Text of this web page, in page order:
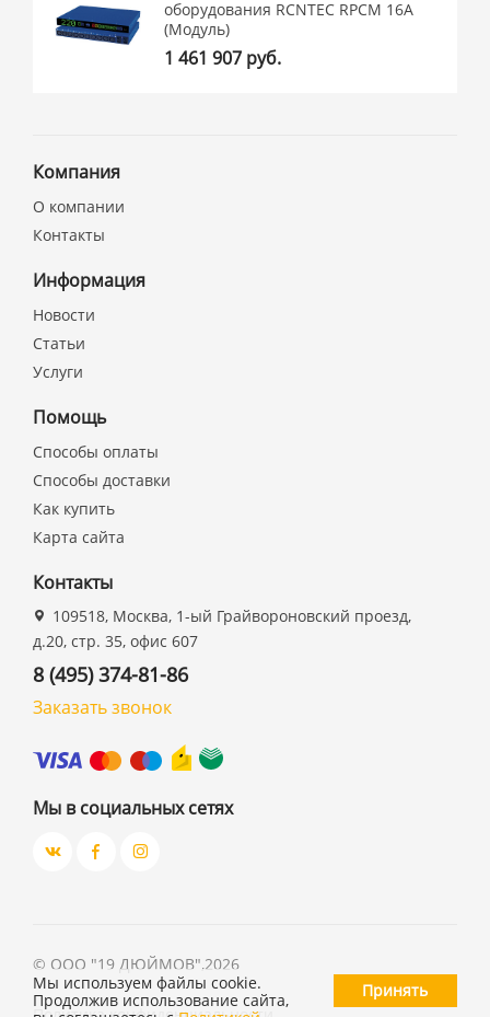
оборудования RCNTEC RPCM 16A
(Модуль)
1 461 907 руб.
Компания
О компании
Контакты
Информация
Новости
Статьи
Услуги
Помощь
Способы оплаты
Способы доставки
Как купить
Карта сайта
Контакты
109518, Москва, 1-ый Грайвороновский проезд,
д.20, стр. 35, офис 607
8 (495) 374-81-86
Заказать звонок
Мы в социальных сетях
© ООО "19 ДЮЙМОВ",2026
Мы используем файлы cookie.
Продолжив использование сайта,
Принять